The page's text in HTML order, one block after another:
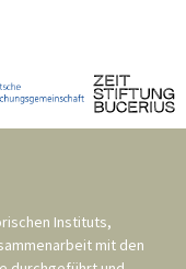
Instituts,
mit den